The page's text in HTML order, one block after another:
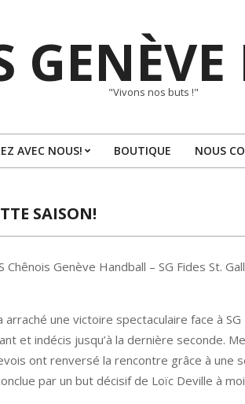
"Vivons nos buts !"
Primary
AVEC NOUS! BOUTIQUE NOUS
SAISON!
Genève Handball – SG Fides St.
arraché une victoire spectaculaire face à SG
et indécis jusqu’à la dernière seconde.
ont renversé la rencontre grâce à une
par un but décisif de Loïc Deville à